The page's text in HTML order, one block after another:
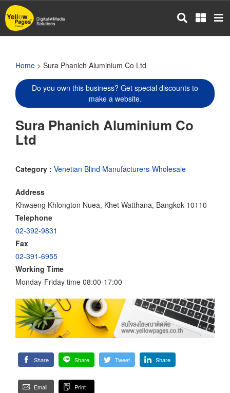
Skip
to
main
Home > Sura Phanich Aluminium Co Ltd
Do you own this business? Get special discounts to
make a website.
Sura Phanich Aluminium Co
Ltd
Category : Venetian Blind Manufacturers-Wholesale
Address
Khwaeng Khlongton Nuea, Khet Watthana, Bangkok 10110
Telephone
02-392-9831
Fax
02-391-6955
Working Time
Monday-Friday time 08:00-17:00
Share Share Tweet Share
Email Print